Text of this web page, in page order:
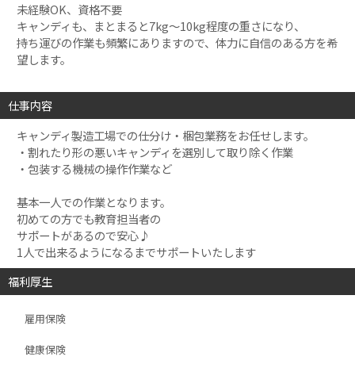
未経験OK、資格不要
キャンディも、まとまると7kg～10kg程度の重さになり、
持ち運びの作業も頻繁にありますので、体力に自信のある方を希
望します。
仕事内容
キャンディ製造工場での仕分け・梱包業務をお任せします。
・割れたり形の悪いキャンディを選別して取り除く作業
・包装する機械の操作作業など
基本一人での作業となります。
初めての方でも教育担当者の
サポートがあるので安心♪
1人で出来るようになるまでサポートいたします
福利厚生
雇用保険
健康保険